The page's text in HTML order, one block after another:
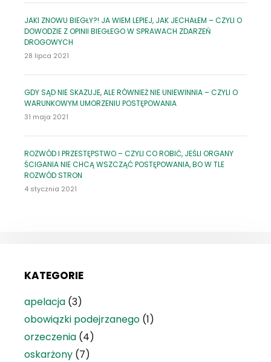
JAKI ZNOWU BIEGŁY?! JA WIEM LEPIEJ, JAK JECHAŁEM – CZYLI O
DOWODZIE Z OPINII BIEGŁEGO W SPRAWACH ZDARZEŃ
DROGOWYCH
28 lipca 2021
GDY SĄD NIE SKAZUJE, ALE RÓWNIEŻ NIE UNIEWINNIA – CZYLI O
WARUNKOWYM UMORZENIU POSTĘPOWANIA
31 maja 2021
ROZWÓD I PRZESTĘPSTWO – CZYLI CO ROBIĆ, JEŚLI ORGANY
ŚCIGANIA NIE CHCĄ WSZCZĄĆ POSTĘPOWANIA, BO W TLE
ROZWÓD STRON
4 stycznia 2021
KATEGORIE
apelacja (3)
obowiązki podejrzanego (1)
orzeczenia (4)
oskarżony (7)